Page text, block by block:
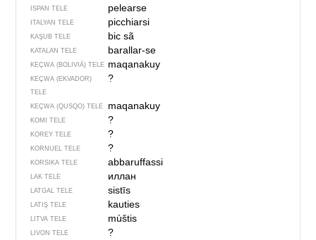
ISPAN TELE pelearse
ITALYAN TELE picchiarsi
KAŞUB TELE bic sã
KATALAN TELE barallar-se
KEÇWA (BOLIVIÄ) TELE maqanakuy
KEÇWA (EKVADOR)
TELE
?
KEÇWA (QUSQO) TELE maqanakuy
KOMI TELE ?
KOREY TELE ?
KORNUEL TELE ?
KORSIKA TELE abbaruffassi
LAK TELE иллан
LATGAL TELE sistīs
LATIŞ TELE kauties
LITVA TELE mùštis
LIVON TELE ?